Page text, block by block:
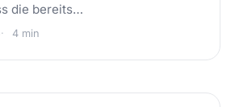
die bereits…
4 min